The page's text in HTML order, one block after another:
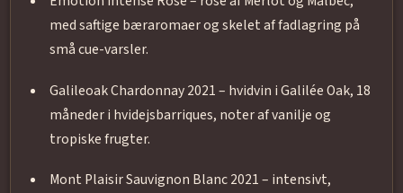
med saftige bæraromaer og skelet af fadlagring på
små cue-varsler.
Galileoak Chardonnay 2021 – hvidvin i Galilée Oak, 18
måneder i hvidejsbarriques, noter af vanilje og
tropiske frugter.
Mont Plaisir Sauvignon Blanc 2021 – intensivt,